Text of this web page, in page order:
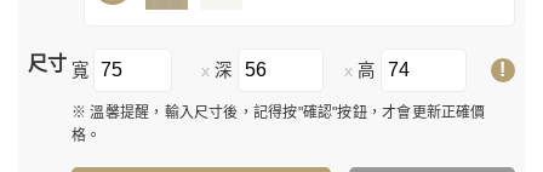
尺寸 寬 x 深 x 高 !
※ 溫馨提醒，輸入尺寸後，記得按"確認"按鈕，才會更新正確價
格。